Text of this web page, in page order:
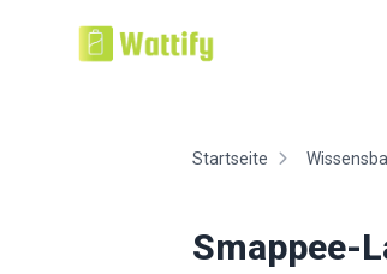
Startseite
Smappee-